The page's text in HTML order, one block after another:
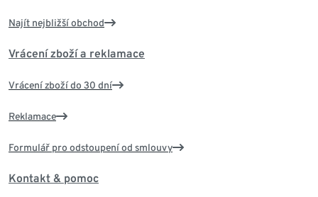
Najít nejbližší obchod
Vrácení zboží a reklamace
Vrácení zboží do 30 dní
Reklamace
Formulář pro odstoupení od smlouvy
Kontakt & pomoc